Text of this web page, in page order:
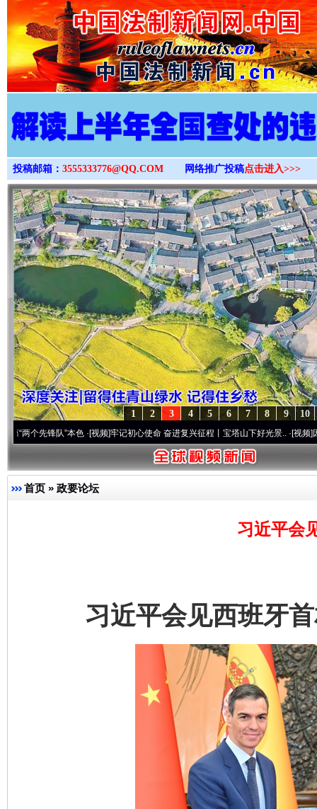
>
投稿邮箱： 3555333776@QQ.COM 网络推广投稿点击进入>>>
10
9
8
7
6
5
4
3
2
1
队”本色·[视频]牢记初心使命 奋进复兴征程丨宝塔山下好光景..·[视频]因党而生 为
首页 » 政要论坛
习近平会
习近平会见西班牙首